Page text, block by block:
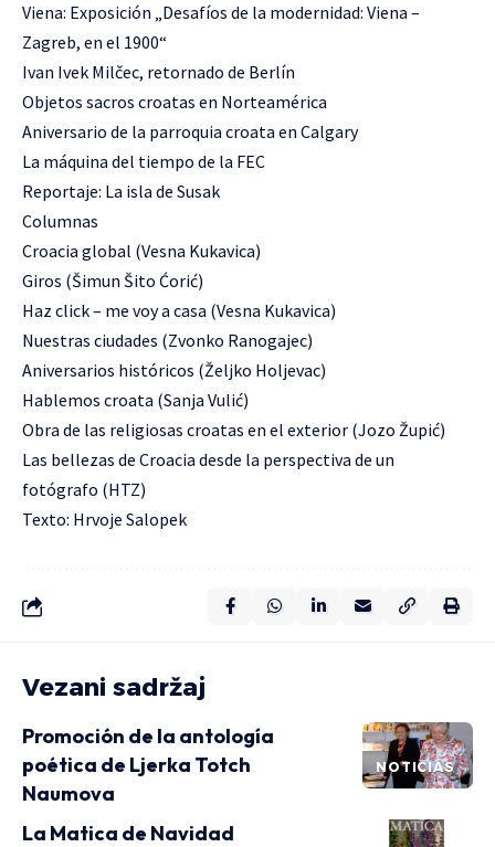
Viena: Exposición „Desafíos de la modernidad: Viena –
Zagreb, en el 1900“
Ivan Ivek Milčec, retornado de Berlín
Objetos sacros croatas en Norteamérica
Aniversario de la parroquia croata en Calgary
La máquina del tiempo de la FEC
Reportaje: La isla de Susak
Columnas
Croacia global (Vesna Kukavica)
Giros (Šimun Šito Ćorić)
Haz click – me voy a casa (Vesna Kukavica)
Nuestras ciudades (Zvonko Ranogajec)
Aniversarios históricos (Željko Holjevac)
Hablemos croata (Sanja Vulić)
Obra de las religiosas croatas en el exterior (Jozo Župić)
Las bellezas de Croacia desde la perspectiva de un
fotógrafo (HTZ)
Texto: Hrvoje Salopek
Vezani sadržaj
NOTICIAS
Promoción de la antología
poética de Ljerka Totch
Naumova
La Matica de Navidad